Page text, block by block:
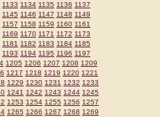
1133 1134 1135 1136 1137
1145 1146 1147 1148 1149
1157 1158 1159 1160 1161
1169 1170 1171 1172 1173
1181 1182 1183 1184 1185
1193 1194 1195 1196 1197
1205 1206 1207 1208 1209
1217 1218 1219 1220 1221
1229 1230 1231 1232 1233
1241 1242 1243 1244 1245
1253 1254 1255 1256 1257
1265 1266 1267 1268 1269